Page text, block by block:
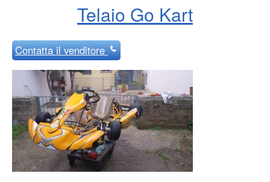
Telaio Go Kart
Contattail venditore